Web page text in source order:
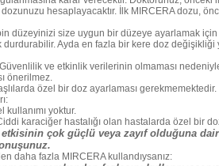
hesaplayacaktır. İlk MIRCERA dozu,
düzeyinizi size uygun bir düzeye ayarlamak
Ayda en fazla bir kere doz değişikliği
ve etkinlik verilerinin olmaması
önerilmez.
özel bir doz ayarlaması gerekmemektedir.
kullanımı yoktur.
karaciğer hastalığı olan hastalarda özel bir
etkisinin çok güçlü veya zayıf olduğuna
daha fazla MIRCERA kullandıysanız: